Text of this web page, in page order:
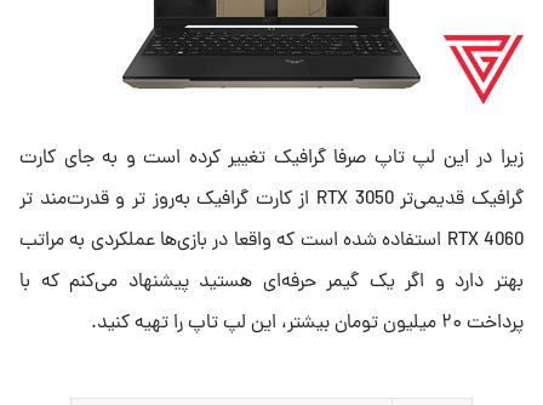
زیرا در این لپ تاپ صرفا گرافیک تغییر کرده است و به جای کارت
گرافیک قدیمی‌تر RTX 3050 از کارت گرافیک به‌روز تر و قدرت‌مند تر
RTX 4060 استفاده شده است که واقعا در بازی‌ها عملکردی به مراتب
بهتر دارد و اگر یک گیمر حرفه‌ای هستید پیشنهاد می‌کنم که با
پرداخت ۲۰ میلیون تومان بیشتر، این لپ تاپ را تهیه کنید.